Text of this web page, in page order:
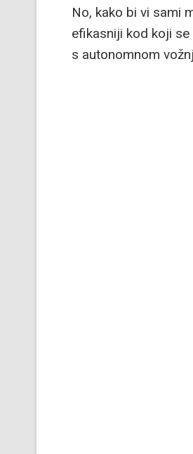
No, kako bi vi sami
efikasniji kod koji
s autonomnom